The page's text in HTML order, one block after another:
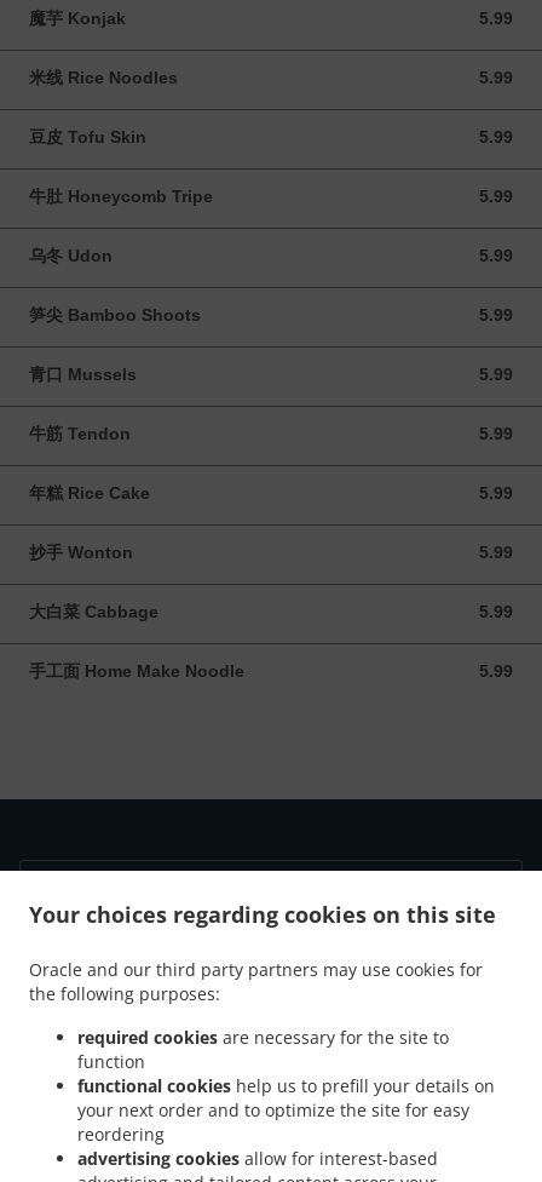
Your choices regarding cookies on this site
Oracle and our third party partners may use cookies for
the following purposes:
required cookies are necessary for the site to
function
functional cookies help us to prefill your details on
your next order and to optimize the site for easy
reordering
advertising cookies allow for interest-based
魔芋 Konjak 5.99
5.99 CAD
米线 Rice Noodles 5.99
5.99 CAD
豆皮 Tofu Skin 5.99
5.99 CAD
牛肚 Honeycomb Tripe 5.99
5.99 CAD
乌冬 Udon 5.99
5.99 CAD
笋尖 Bamboo Shoots 5.99
5.99 CAD
青口 Mussels 5.99
5.99 CAD
牛筋 Tendon 5.99
5.99 CAD
年糕 Rice Cake 5.99
5.99 CAD
抄手 Wonton 5.99
5.99 CAD
大白菜 Cabbage 5.99
5.99 CAD
手工面 Home Make Noodle 5.99
5.99 CAD
. Terms of service .
Contact us
5-1161 the high st, coquitlam, BC V3B 7W3, Canada
+1 604-552-0362
Table reservation
Order ahead